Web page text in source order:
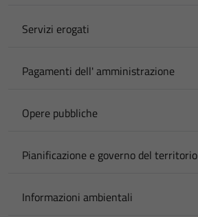
Servizi erogati
Pagamenti dell' amministrazione
Opere pubbliche
Pianificazione e governo del territorio
Informazioni ambientali